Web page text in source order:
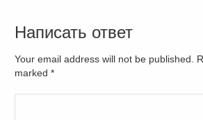
Написать ответ
Your email address will not be published.
marked*